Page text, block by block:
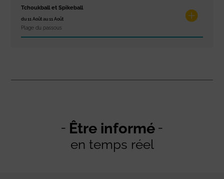
Tchoukball et Spikeball
du 11 Août au 11 Août
Plage du passous
Être informé
en temps réel